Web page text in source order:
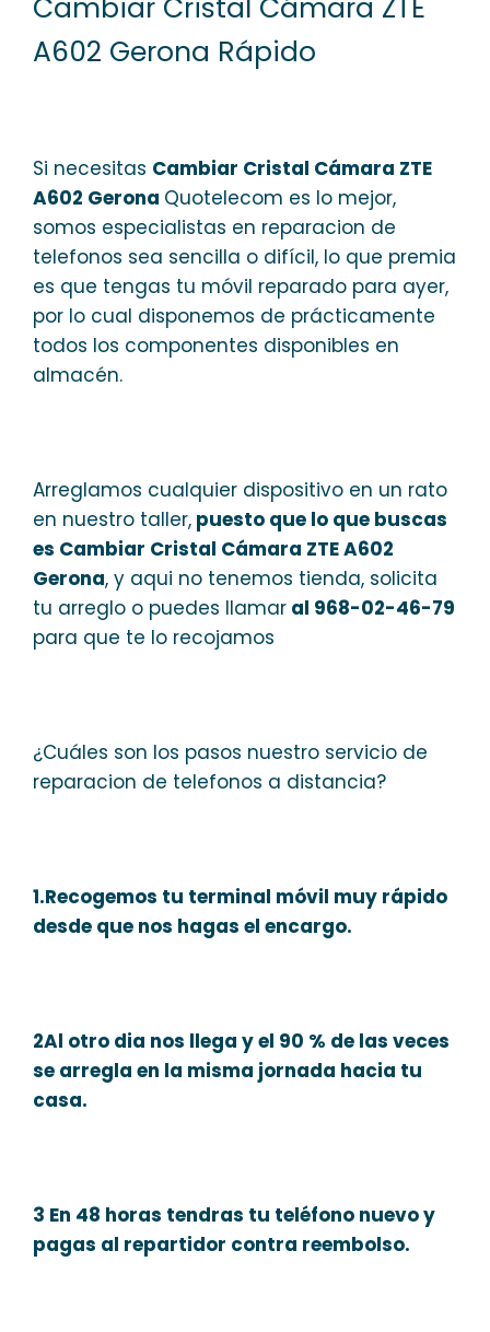
Cambiar Cristal Cámara ZTE
A602 Gerona Rápido
Si necesitas Cambiar Cristal Cámara ZTE
A602 Gerona Quotelecom es lo mejor,
somos especialistas en reparacion de
telefonos sea sencilla o difícil, lo que premia
es que tengas tu móvil reparado para ayer,
por lo cual disponemos de prácticamente
todos los componentes disponibles en
almacén.
Arreglamos cualquier dispositivo en un rato
en nuestro taller, puesto que lo que buscas
es Cambiar Cristal Cámara ZTE A602
Gerona, y aqui no tenemos tienda, solicita
tu arreglo o puedes llamar al 968-02-46-79
para que te lo recojamos
¿Cuáles son los pasos nuestro servicio de
reparacion de telefonos a distancia?
1.Recogemos tu terminal móvil muy rápido
desde que nos hagas el encargo.
2Al otro dia nos llega y el 90 % de las veces
se arregla en la misma jornada hacia tu
casa.
3 En 48 horas tendras tu teléfono nuevo y
pagas al repartidor contra reembolso.